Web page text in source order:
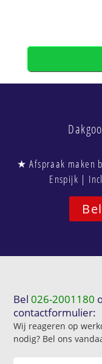
★ Afspraak maken
Enspijk |
Bel026-2001180
contactformulier:
Wij reageren op
nodig? Bel ons